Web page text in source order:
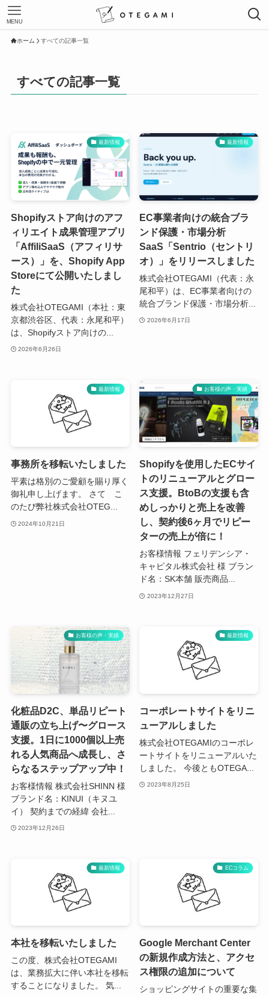
MENU
ホーム すべての記事一覧
すべての記事一覧
最新情報
Shopifyストア向けのアフ
ィリエイト成果管理アプリ
「AffiliSaaS（アフィリサ
ース）」を、Shopify App
Storeにて公開いたしまし
た
株式会社OTEGAMI（本社：東
京都渋谷区、代表：永尾和平）
は、Shopifyストア向けの...
2026年6月26日
最新情報
EC事業者向けの統合ブラ
ンド保護・市場分析
SaaS「Sentrio（セントリ
オ）」をリリースしました
株式会社OTEGAMI（代表：永
尾和平）は、EC事業者向けの
統合ブランド保護・市場分析...
2026年6月17日
最新情報
事務所を移転いたしました
平素は格別のご愛顧を賜り厚く
御礼申し上げます。 さて こ
のたび弊社株式会社OTEG...
2024年10月21日
お客様の声・実績
Shopifyを使用したECサイ
トのリニューアルとグロー
ス支援。BtoBの支援も含
めしっかりと売上を改善
し、契約後6ヶ月でリピー
ターの売上が倍に！
お客様情報 フェリデンシア・
キャピタル株式会社 様 ブラン
ド名：SK本舗 販売商品...
2023年12月27日
お客様の声・実績
化粧品D2C、単品リピート
通販の立ち上げ〜グロース
支援。1日に1000個以上売
れる人気商品へ成長し、さ
らなるステップアップ中！
お客様情報 株式会社SHINN 様
ブランド名：KINUI（キヌユ
イ） 契約までの経緯 会社...
2023年12月26日
最新情報
コーポレートサイトをリニ
ューアルしました
株式会社OTEGAMIのコーポレ
ートサイトをリニューアルいた
しました。 今後ともOTEGA...
2023年8月25日
最新情報
本社を移転いたしました
この度、株式会社OTEGAMI
は、業務拡大に伴い本社を移転
することになりました。 気...
ECコラム
Google Merchant Center
の新規作成方法と、アクセ
ス権限の追加について
ショッピングサイトの重要な集